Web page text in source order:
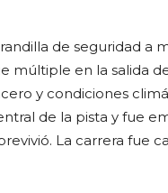
de seguridad a
en la salida
y condiciones
de la pista y fue
La carrera fue